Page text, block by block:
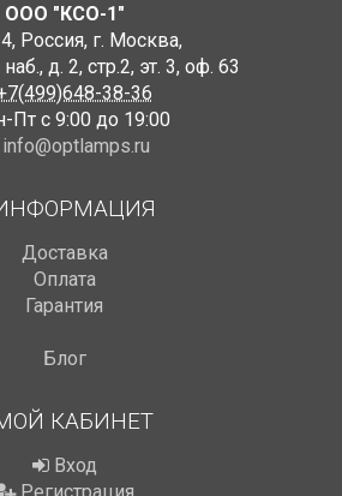
ООО "КСО-1"
, Россия, г. Москва,
д. 2, стр.2, эт. 3, оф. 63
38-36
с 9:00 до 19:00
info@optlamps.ru
Доставка
Оплата
Гарантия
Блог
КАБИНЕТ
Вход